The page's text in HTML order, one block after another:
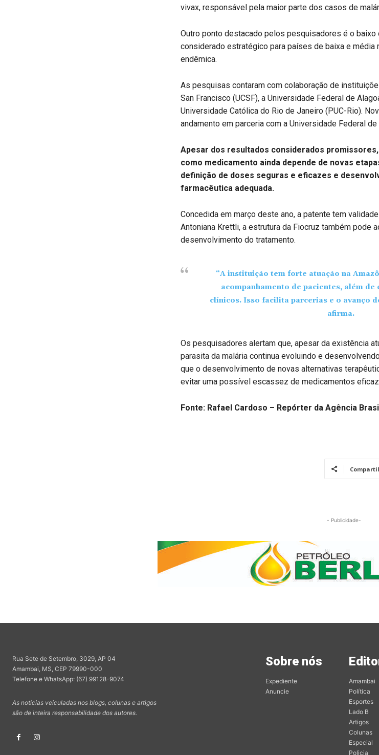
vivax, responsável pela maior parte dos casos de
Outro ponto destacado pelos pesquisadores é o
considerado estratégico para países de baixa e média
endêmica.
As pesquisas contaram com colaboração de
San Francisco (UCSF), a Universidade Federal de
Universidade Católica do Rio de Janeiro (PUC-Rio).
andamento em parceria com a Universidade Federal
Apesar dos resultados considerados
como medicamento ainda depende de novas
definição de doses seguras e eficazes e
farmacêutica adequada.
Concedida em março deste ano, a patente tem
Antoniana Krettli, a estrutura da Fiocruz também pode
desenvolvimento do tratamento.
“A instituição tem forte atuação na
acompanhamento de pacientes, além de
clínicos. Isso facilita parcerias e o avanço
afirma.
Os pesquisadores alertam que, apesar da existência
parasita da malária continua evoluindo e
que o desenvolvimento de novas alternativas
evitar uma possível escassez de medicamentos
Fonte: Rafael Cardoso – Repórter da Agência
- Publicidade-
Rua Sete de Setembro, 3029, AP 04
Amambai, MS, CEP 79990-000
Telefone e WhatsApp: (67) 99128-9074
As notícias veiculadas nos blogs, colunas e artigos
são de inteira responsabilidade dos autores.
Sobre nós
Expediente
Anuncie
Amambai
Política
Esportes
Lado B
Artigos
Colunas
Especial
Policia